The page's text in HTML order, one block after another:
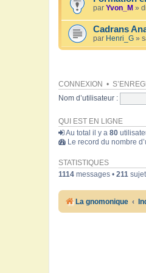
par Yvon_M »
Cadrans
par Henri_G »
CONNEXION •
Nom d’utilisateur :
QUI EST EN LIGNE
Au total il y a 80
Le record du nombre
STATISTIQUES
1114 messages • 211
La gnomonique